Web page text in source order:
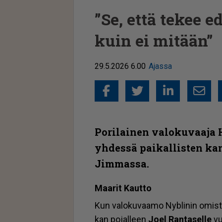
”Se, että tekee
kuin ei mitään”
29.5.2026 6.00 Ajassa
FacebookTwitter
Porilainen valokuvaaja
yhdessä paikallisten
Jimmassa.
Maa­rit Kaut­to
Kun va­lo­ku­vaa­mo Nyb­li­nin
kan po­jal­leen Joel Ran­ta­sel­le